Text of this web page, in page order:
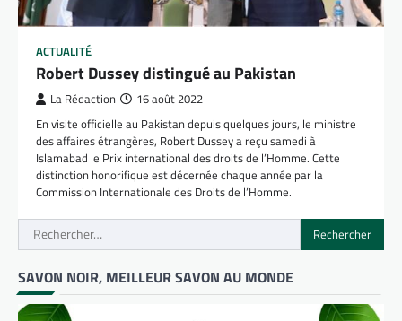
ACTUALITÉ
Robert Dussey distingué au Pakistan
La Rédaction 16 août 2022
En visite officielle au Pakistan depuis quelques jours, le ministre
des affaires étrangères, Robert Dussey a reçu samedi à
Islamabad le Prix international des droits de l’Homme. Cette
distinction honorifique est décernée chaque année par la
Commission Internationale des Droits de l’Homme.
Rechercher :
SAVON NOIR, MEILLEUR SAVON AU MONDE